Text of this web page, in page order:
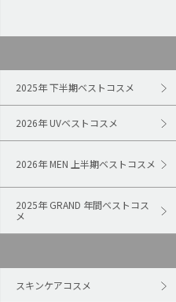
2025年 下半期ベストコスメ
2026年 UVベストコスメ
2026年 MEN 上半期ベストコスメ
2025年 GRAND 年間ベストコス
メ
スキンケアコスメ